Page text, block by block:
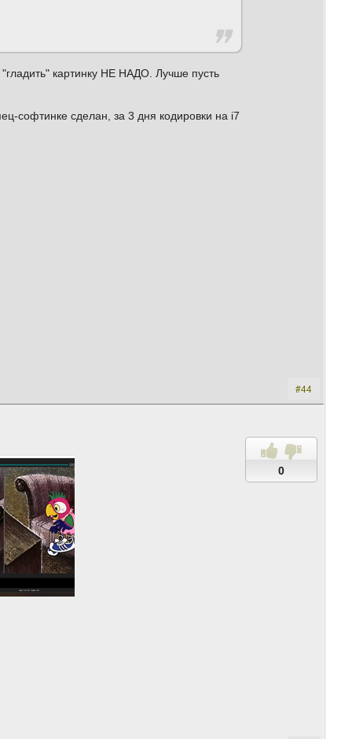
картинку НЕ НАДО. Лучше пусть
софтинке сделан, за 3 дня кодировки на i7
#44
0